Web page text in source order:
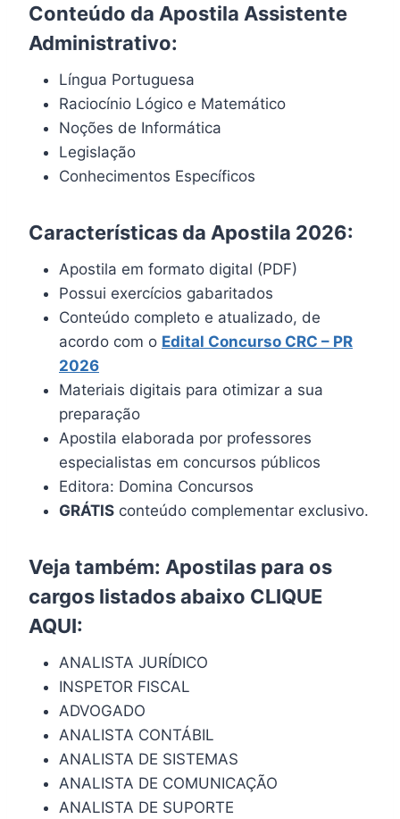
Conteúdo da Apostila Assistente
Administrativo:
Língua Portuguesa
Raciocínio Lógico e Matemático
Noções de Informática
Legislação
Conhecimentos Específicos
Características da Apostila 2026:
Apostila em formato digital (PDF)
Possui exercícios gabaritados
Conteúdo completo e atualizado, de
acordo com o Edital Concurso CRC – PR
2026
Materiais digitais para otimizar a sua
preparação
Apostila elaborada por professores
especialistas em concursos públicos
Editora: Domina Concursos
GRÁTIS conteúdo complementar exclusivo.
Veja também: Apostilas para os
cargos listados abaixo CLIQUE
AQUI:
ANALISTA JURÍDICO
INSPETOR FISCAL
ADVOGADO
ANALISTA CONTÁBIL
ANALISTA DE SISTEMAS
ANALISTA DE COMUNICAÇÃO
ANALISTA DE SUPORTE